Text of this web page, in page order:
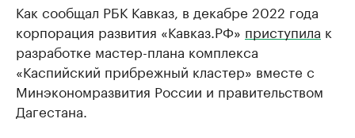
Как сообщал РБК Кавказ, в декабре 2022 года
корпорация развития «Кавказ.РФ» приступила к
разработке мастер-плана комплекса
«Каспийский прибрежный кластер» вместе с
Минэкономразвития России и правительством
Дагестана.